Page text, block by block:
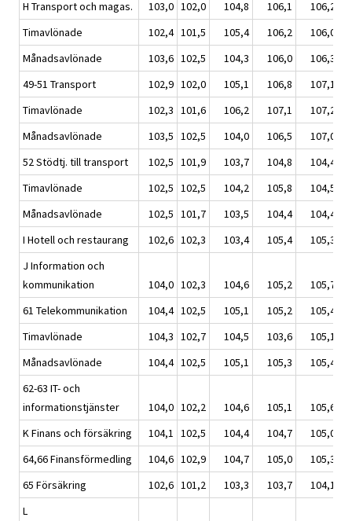
H Transport och magas. 103,0 102,0 104,8 106,1
106,2
Timavlönade
102,4 101,5 105,4 106,2
106,0
Månadsavlönade
103,6 102,5 104,3 106,0
106,3
49-51 Transport
102,9 102,0 105,1 106,8
107,1
Timavlönade
102,3 101,6 106,2 107,1
107,2
Månadsavlönade
103,5 102,5 104,0 106,5
107,0
52 Stödtj. till transport
102,5 101,9 103,7 104,8
104,4
Timavlönade
102,5 102,5 104,2 105,8
104,5
Månadsavlönade
102,5 101,7 103,5 104,4
104,4
I Hotell och restaurang
102,6 102,3 103,4 105,4
105,3
J Information och
kommunikation
104,0 102,3 104,6 105,2
105,7
61 Telekommunikation
104,4 102,5 105,1 105,2
105,4
Timavlönade
104,3 102,7 104,5 103,6
105,1
Månadsavlönade
104,4 102,5 105,1 105,3
105,4
62-63 IT- och
informationstjänster
104,0 102,2 104,6 105,1
105,6
K Finans och försäkring
104,1 102,5 104,4 104,7
105,0
64,66 Finansförmedling
104,6 102,9 104,7 105,0
105,3
65 Försäkring
102,6 101,2 103,3 103,7
104,1
L